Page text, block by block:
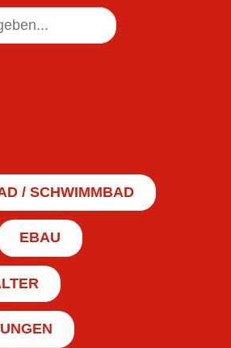
/ SCHWIMMBAD
EBAU